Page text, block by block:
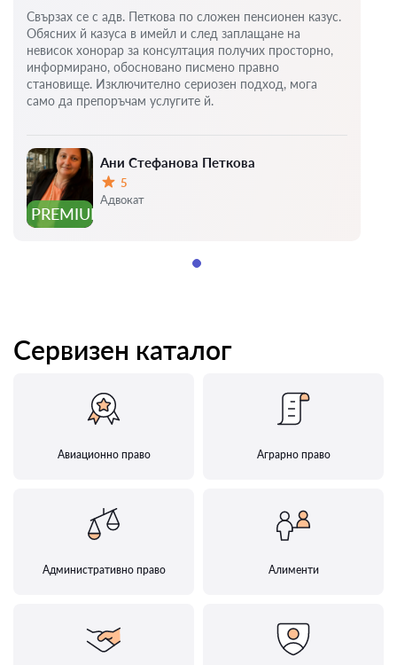
PREMIUM
Ани Стефанова Петкова
Оценка:
5
Адвокат
Свързах се с адв. Петкова по сложен пенсионен казус.
Обясних й казуса в имейл и след заплащане на
невисок хонорар за консултация получих просторно,
информирано, обосновано писмено правно
становище. Изключително сериозен подход, мога
само да препоръчам услугите й.
Сервизен каталог
Авиационно право Аграрно право
Административно право Алименти